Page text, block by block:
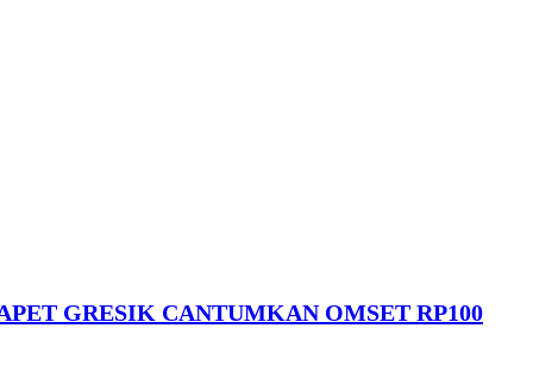
GRESIK CANTUMKAN OMSET RP100